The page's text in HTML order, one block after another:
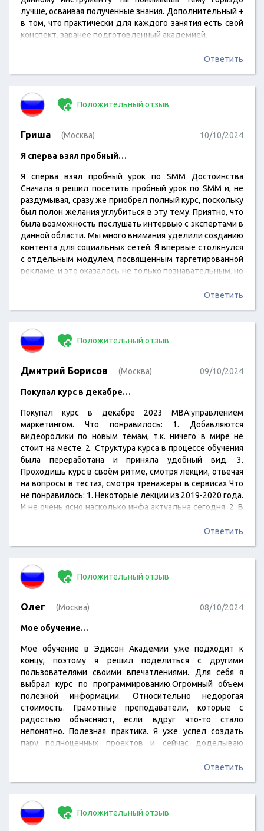
лучше, осваивая полученные знания. Дополнительный +
в том, что практически для каждого занятия есть свой
конспект, заранее подготовленный академией.
Ответить
Положительный отзыв
Гриша (Москва) 10/10/2024
Я сперва взял пробный…
Я сперва взял пробный урок по SMM Достоинства
Сначала я решил посетить пробный урок по SMM и, не
раздумывая, сразу же приобрел полный курс, поскольку
был полон желания углубиться в эту тему. Приятно, что
была возможность послушать интервью с экспертами в
данной области. Мы много внимания уделили созданию
контента для социальных сетей. Я впервые столкнулся
с отдельным модулем, посвященным таргетированной
рекламе, и это оказалось не только познавательным, но
защитой диплома и выдачей официального
Ответить
Положительный отзыв
Дмитрий Борисов (Москва) 09/10/2024
Покупал курс в декабре…
Покупал курс в декабре 2023 MBA:управлением
маркетингом. Что понравилось: 1. Добавляются
видеоролики по новым темам, т.к. ничего в мире не
стоит на месте. 2. Структура курса в процессе обучения
была переработана и приняла удобный вид. 3.
Проходишь курс в своём ритме, смотря лекции, отвечая
на вопросы в тестах, смотря тренажеры в сервисах Что
не понравилось: 1. Некоторые лекции из 2019-2020 года.
И не очень ясно насколько инфа актуальна сегодня. 2. В
и тоже по одной теме, просто разными словами. В
руководством, понять как…
Ответить
Положительный отзыв
Олег (Москва) 08/10/2024
Мое обучение…
Мое обучение в Эдисон Академии уже подходит к
концу, поэтому я решил поделиться с другими
пользователями своими впечатлениями. Для себя я
выбрал курс по программированию.Огромный объем
полезной информации. Относительно недорогая
стоимость. Грамотные преподаватели, которые с
радостью объясняют, если вдруг что-то стало
непонятно. Полезная практика. Я уже успел создать
пару полноценных проектов и сейчас доделываю
академию. Отзыв — это мое искреннее мнение.Ответить
Положительный отзыв